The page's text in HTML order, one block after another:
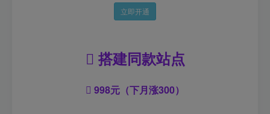
立即开通
搭建同款站点
998元（下月涨300）